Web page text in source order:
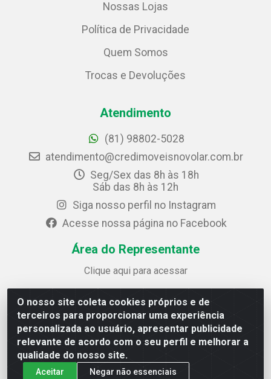
O nosso site coleta cookies próprios e de
terceiros para proporcionar uma experiência
personalizada ao usuário, apresentar publicidade
relevante de acordo com o seu perfil e melhorar a
qualidade do nosso site.
Aceitar Negar não essenciais
Nossas Lojas
Política de Privacidade
Quem Somos
Trocas e Devoluções
Atendimento
(81) 98802-5028
atendimento@credimoveisnovolar.com.br
Seg/Sex das 8h às 18h
Sáb das 8h às 12h
Siga nosso perfil no Instagram
Acesse nossa página no Facebook
Área do Representante
Clique aqui para acessar
Credimóveis Novolar Ltda
Rua José Alves Bezerra, 430 - Prazeres - Jaboatão dos
Guararapes / PE - CEP 54.325-610
CNPJ: 09.930.165/0013-70